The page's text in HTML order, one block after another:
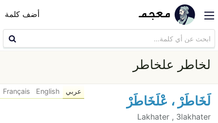
أضف كلمة
لخاطر علخاطر
لَخَاطَرْ ، عْلَخَاطَرْ
Lakhater , 3lakhater
عربي English
Français